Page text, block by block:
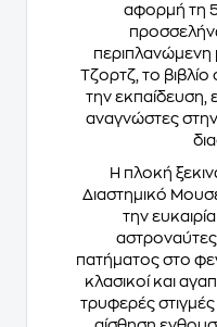
αφορμή τη
περιπλανώμενη
Τζορτζ, το βιβλίο
την εκπαίδευση,
αναγνώστες
Η πλοκή
Διαστημικό
την
αστροναύτες
πατήματος στο
κλασικοί και
τρυφερές